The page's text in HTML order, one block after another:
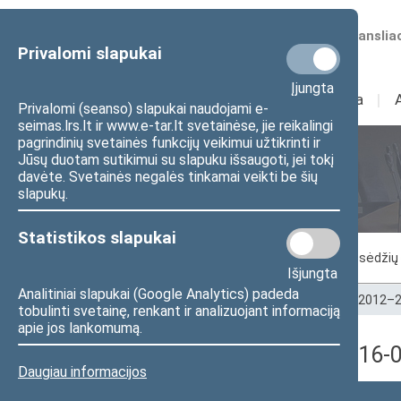
Privalomi slapukai
Įjungta
Privalomi (seanso) slapukai naudojami e-
seimas.lrs.lt ir www.e-tar.lt svetainėse, jie reikalingi
pagrindinių svetainės funkcijų veikimui užtikrinti ir
Jūsų duotam sutikimui su slapuku išsaugoti, jei tokį
davėte. Svetainės negalės tinkamai veikti be šių
slapukų.
Statistikos slapukai
Išjungta
Analitiniai slapukai (Google Analytics) padeda
tobulinti svetainę, renkant ir analizuojant informaciją
apie jos lankomumą.
Daugiau informacijos
Numatomos
Sudėtis Veikla I
Seimo posėdžiai
Posėdžiai
Pradžia>Seimo posėdžiai>Kadencijos
9 eilinė Seimo sesija